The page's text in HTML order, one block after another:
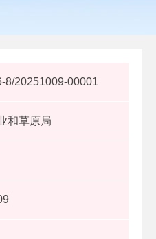
8/20251009-00001
和草原局